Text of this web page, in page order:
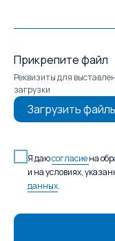
Прикрепите файл
Реквизиты для
загрузки
Загрузить
Я даюсогласиена
и на условиях,
данных.